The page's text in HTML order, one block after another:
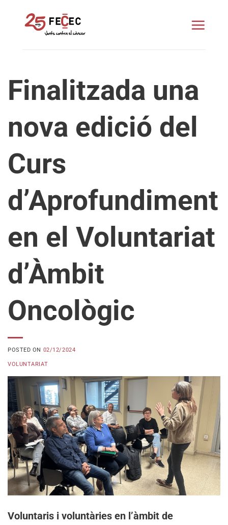
Finalitzada una
nova edició del
Curs
d’Aprofundiment
en el Voluntariat
d’Àmbit
Oncològic
POSTED ON 02/12/2024
VOLUNTARIAT
Voluntaris i voluntàries en l’àmbit de